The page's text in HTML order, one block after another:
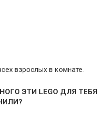
взрослых в комнате.
ЭТИ LEGO ДЛЯ ТЕБЯ